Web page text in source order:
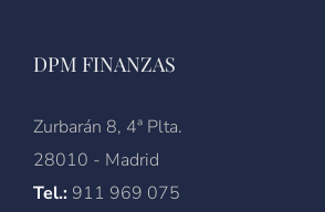
DPM FINANZAS
Zurbarán 8, 4ª Plta.
28010 - Madrid
Tel.: 911 969 075